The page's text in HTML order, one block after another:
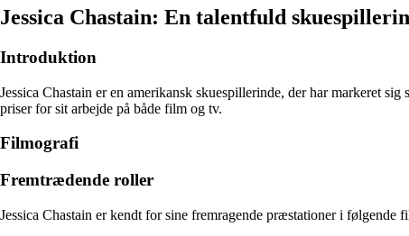
Jessica Chastain: En talentfuld
Introduktion
Jessica Chastain er en amerikansk skuespillerinde, der har markeret
priser for sit arbejde på både film og tv.
Filmografi
Fremtrædende roller
Jessica Chastain er kendt for sine fremragende præstationer i følgende